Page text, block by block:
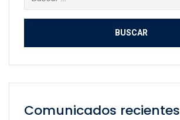
Comunicados recientes